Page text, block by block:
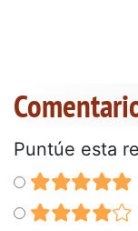
Puntúe esta